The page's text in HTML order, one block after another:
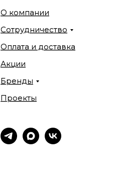
О компании
Сотрудничество
Оплата и доставка
Акции
Бренды
Проекты